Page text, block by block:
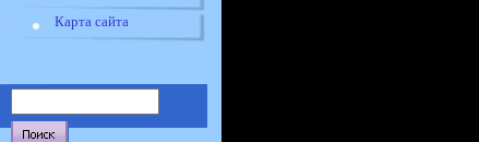
Карта сайта